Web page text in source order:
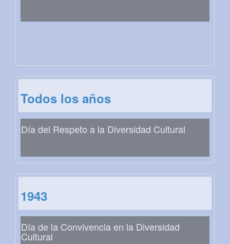
Todos los años
Día del Respeto a la Diversidad Cultural
1943
Día de la Convivencia en la Diversidad
Cultural